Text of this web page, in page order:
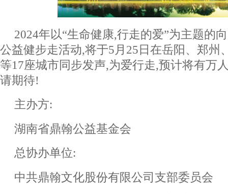
2024年以“生命健康,行走的爱”为主题的
公益健步走活动,将于5月25日在岳阳、郑州
等17座城市同步发声,为爱行走,预计将有万
请期待!
主办方:
湖南省鼎翰公益基金会
总协办单位:
中共鼎翰文化股份有限公司支部委员会